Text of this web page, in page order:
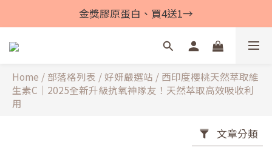
金獎膠原蛋白、買4送1→
Home / 部落格列表 /好妍嚴選站 / 西印度櫻桃天然萃取維
生素C｜2025全新升級抗氧神隊友！天然萃取高效吸收利
用
文章分類